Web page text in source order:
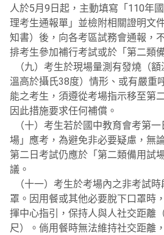
人於5月9日起，主動填寫「110年
理考生通報單」並檢附相關證明文
知書）後，向各考區試務會通報，
排考生參加補行考試或於「第二類
（九）考生於現場量測有發燒（
溫高於攝氏38度）情形、或有嚴重
能之考生，須遵從考場指示移至第
因此措施要求任何補償。
（十）考生若於國中教育會考第
場」應考，為避免非必要疑慮，無
第二日考試仍應於「第二類備用試
議。
（十一）考生於考場內之非考試
罩。因用餐或其他必要脫下口罩時
揮中心指引，保持人與人社交距離
尺）。倘用餐時無法維持社交距離